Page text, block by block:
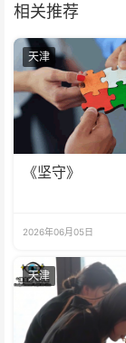
相关推荐
天津
《坚守》
2026年06月05日
天津